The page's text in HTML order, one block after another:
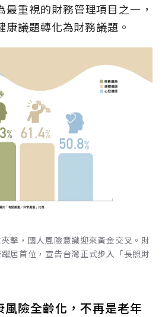
重視的財務管理項目之一，
康議題轉化為財務議題。
擊，國人風險意識迎來黃金交叉。財
居首位，宣告台灣正式步入「長照財
險全齡化，不再是老年